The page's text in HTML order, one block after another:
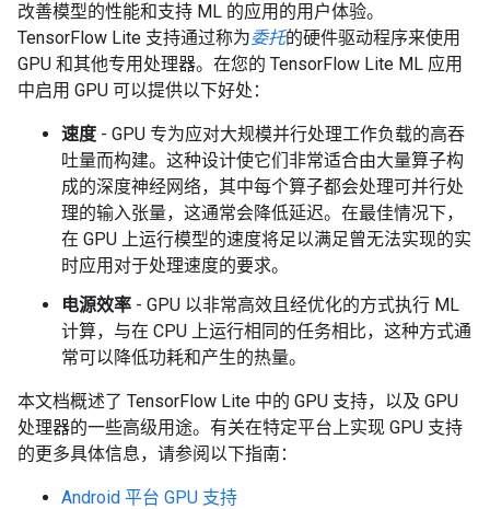
改善模型的性能和支持 ML 的应用的用户体验。
TensorFlow Lite 支持通过称为委托的硬件驱动程序来使用
GPU 和其他专用处理器。在您的 TensorFlow Lite ML 应用
中启用 GPU 可以提供以下好处：
速度 - GPU 专为应对大规模并行处理工作负载的高吞
吐量而构建。这种设计使它们非常适合由大量算子构
成的深度神经网络，其中每个算子都会处理可并行处
理的输入张量，这通常会降低延迟。在最佳情况下，
在 GPU 上运行模型的速度将足以满足曾无法实现的实
时应用对于处理速度的要求。
电源效率 - GPU 以非常高效且经优化的方式执行 ML
计算，与在 CPU 上运行相同的任务相比，这种方式通
常可以降低功耗和产生的热量。
本文档概述了 TensorFlow Lite 中的 GPU 支持，以及 GPU
处理器的一些高级用途。有关在特定平台上实现 GPU 支持
的更多具体信息，请参阅以下指南：
Android 平台 GPU 支持